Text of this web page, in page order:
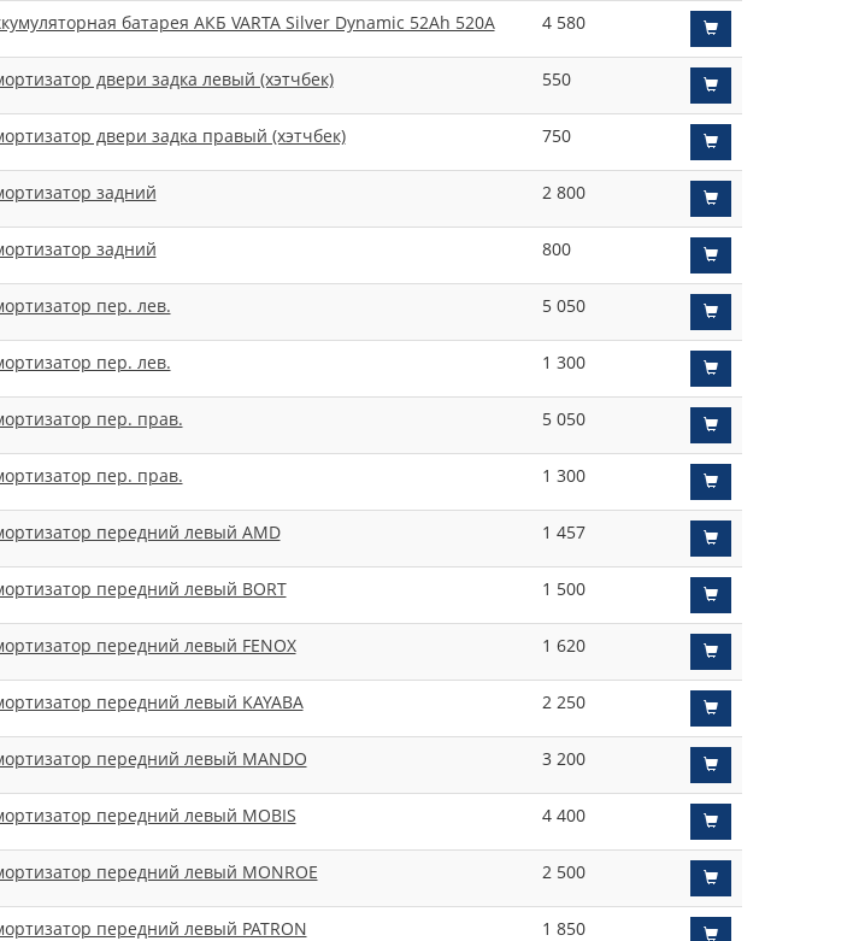
батарея АКБ VARTA Silver Dynamic 52Ah 520A 4 580
двери задка левый (хэтчбек) 550
двери задка правый (хэтчбек) 750
задний 2 800
задний 800
пер. лев. 5 050
пер. лев. 1 300
пер. прав. 5 050
пер. прав. 1 300
передний левый AMD 1 457
передний левый BORT 1 500
передний левый FENOX 1 620
передний левый KAYABA 2 250
передний левый MANDO 3 200
передний левый MOBIS 4 400
передний левый MONROE 2 500
передний левый PATRON 1 850